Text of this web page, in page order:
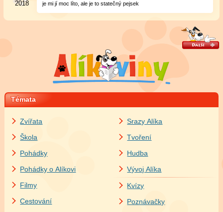
je mi jí moc líto, ale je to statečný pejsek
Témata
Zvířata
Škola
Pohádky
Pohádky o Alíkovi
Filmy
Cestování
Srazy Alíka
Tvoření
Hudba
Vývoj Alíka
Kvízy
Poznávačky